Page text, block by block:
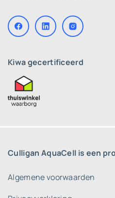
Kiwa gecertificeerd
Culligan AquaCell is een
Algemene voorwaarden